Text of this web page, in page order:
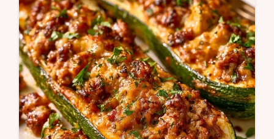
stagnante au fond du plat. Cette Recette
avec des Courgettes Farcies est idéale pour
les repas familiaux.